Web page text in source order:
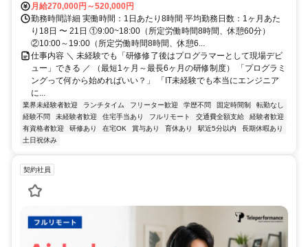
月給270,000円～520,000円
勤務時間詳細 実働時間：1日あたり8時間 平均勤務日数：1ヶ月あた
り18日 〜 21日 ①9:00~18:00（所定労働時間8時間、休憩60分）
②10:00～19:00（所定労働時間8時間、休憩6...
仕事内容 ＼ 未経験でも「研修修了後はプログラマーとして現場デビ
ュー」できる ／ （最短1ヶ月～最長6ヶ月の研修制度） 「プログラミ
ングって何から始めればいい？」 「IT未経験でも本当にエンジニア
に...
業界未経験者歓迎 ランチタイム フリーター歓迎 学歴不問 固定時間制
転勤なし
経験不問
未経験者歓迎 住宅手当あり フルリモート 交通費全額支給
経験者歓迎
有資格者歓迎
研修あり 在宅OK 賞与あり 育休あり 駅近5分以内
長期休暇あり
土日祝休み
契約社員